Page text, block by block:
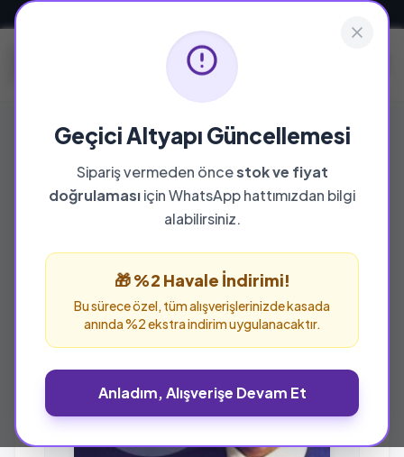
Geçici Altyapı Güncellemesi
Sipariş vermeden öncestok ve fiyat
doğrulamasıiçin WhatsApp hattımızdan bilgi
alabilirsiniz.
🎁 %2 Havale İndirimi!
Bu sürece özel, tüm alışverişlerinizde kasada
anında %2 ekstra indirim uygulanacaktır.
Anladım, Alışverişe Devam Et